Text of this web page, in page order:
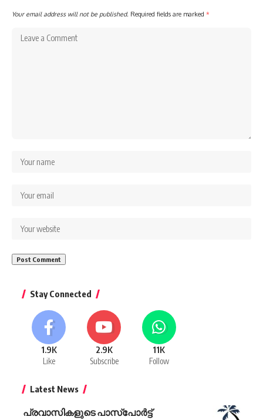
Your email address will not be published. Required fields are marked *
Stay Connected
1.9K
Like
2.9K
Subscribe
11K
Follow
Latest News
പ്രവാസികളുടെ പാസ്പോര്‍ട്ട്